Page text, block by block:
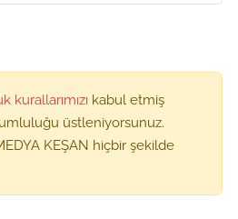
kurallarımızı kabul etmiş
üstleniyorsunuz.
KEŞAN hiçbir şekilde